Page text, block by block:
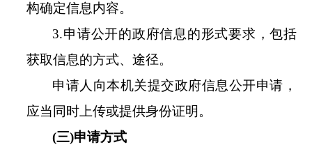
构确定信息内容。
3.申请公开的政府信息的形式要求，包括
获取信息的方式、途径。
申请人向本机关提交政府信息公开申请，
应当同时上传或提供身份证明。
(三)申请方式